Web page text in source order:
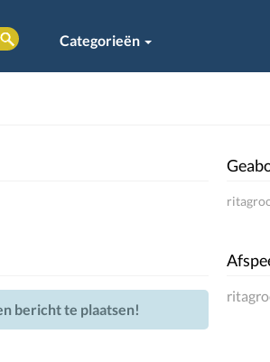
Categorieën
bericht te plaatsen!